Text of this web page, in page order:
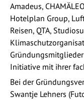
Amadeus,
Hotelplan Group,
Reisen, QTA,
Initiative mit ihrer
Bei der
Swantje Lehners